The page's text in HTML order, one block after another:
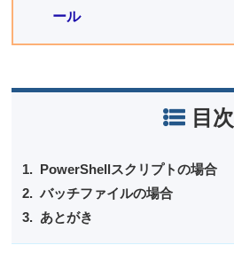
ール
目次
PowerShellスクリプトの場合
バッチファイルの場合
あとがき